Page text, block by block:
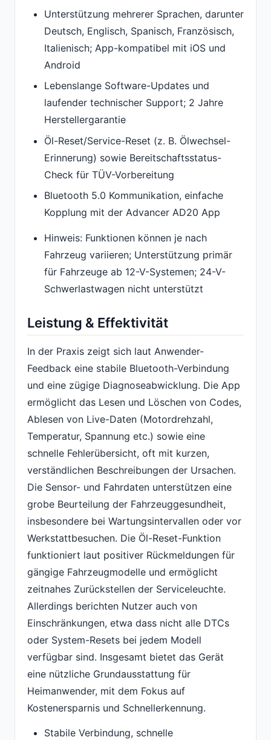
Unterstützung mehrerer Sprachen, darunter
Deutsch, Englisch, Spanisch, Französisch,
Italienisch; App-kompatibel mit iOS und
Android
Lebenslange Software-Updates und
laufender technischer Support; 2 Jahre
Herstellergarantie
Öl-Reset/Service-Reset (z. B. Ölwechsel-
Erinnerung) sowie Bereitschaftsstatus-
Check für TÜV-Vorbereitung
Bluetooth 5.0 Kommunikation, einfache
Kopplung mit der Advancer AD20 App
Hinweis: Funktionen können je nach
Fahrzeug variieren; Unterstützung primär
für Fahrzeuge ab 12-V-Systemen; 24-V-
Schwerlastwagen nicht unterstützt
Leistung & Effektivität
In der Praxis zeigt sich laut Anwender-
Feedback eine stabile Bluetooth-Verbindung
und eine zügige Diagnoseabwicklung. Die App
ermöglicht das Lesen und Löschen von Codes,
Ablesen von Live-Daten (Motordrehzahl,
Temperatur, Spannung etc.) sowie eine
schnelle Fehlerübersicht, oft mit kurzen,
verständlichen Beschreibungen der Ursachen.
Die Sensor- und Fahrdaten unterstützen eine
grobe Beurteilung der Fahrzeuggesundheit,
insbesondere bei Wartungsintervallen oder vor
Werkstattbesuchen. Die Öl-Reset-Funktion
funktioniert laut positiver Rückmeldungen für
gängige Fahrzeugmodelle und ermöglicht
zeitnahes Zurückstellen der Serviceleuchte.
Allerdings berichten Nutzer auch von
Einschränkungen, etwa dass nicht alle DTCs
oder System-Resets bei jedem Modell
verfügbar sind. Insgesamt bietet das Gerät
eine nützliche Grundausstattung für
Heimanwender, mit dem Fokus auf
Kostenersparnis und Schnellerkennung.
Stabile Verbindung, schnelle